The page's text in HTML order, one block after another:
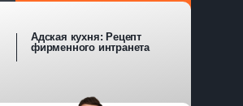
Адская кухня: Рецепт
фирменного интранета